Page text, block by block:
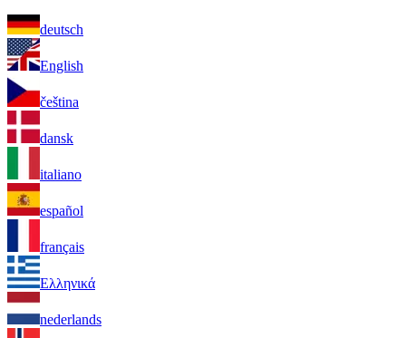
deutsch
English
čeština
dansk
italiano
español
français
Ελληνικά
nederlands